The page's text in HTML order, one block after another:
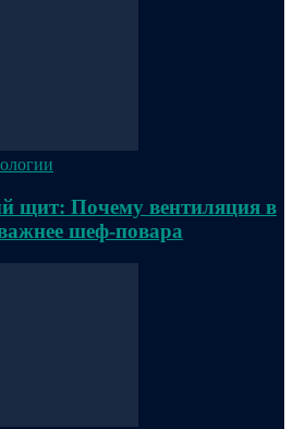
щит: Почему вентиляция в
шеф-повара